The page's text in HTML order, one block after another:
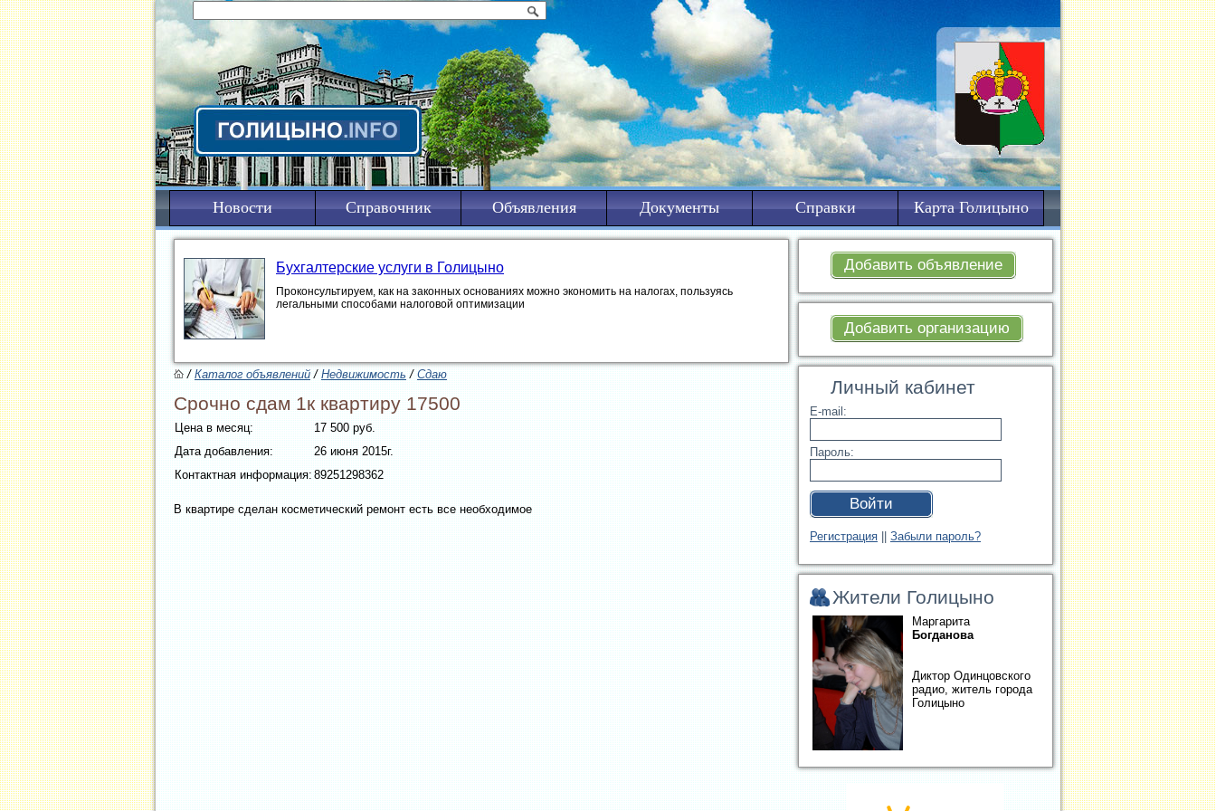
Новости Справочник Объявления Документы Справки Карта Голицыно
Добавить объявление
Добавить организацию
Личный кабинет
E-mail:
Пароль:
Войти
Регистрация Забыли пароль?
Жители Голицыно
Маргарита
Богданова
Диктор Одинцовского
радио, житель города
Голицыно
Бухгалтерские услуги в Голицыно
Проконсультируем, как на законных основаниях можно экономить на налогах, пользуясь
легальными способами налоговой оптимизации
/Каталог объявлений/Недвижимость/Сдаю
Срочно сдам 1к квартиру 17500
Цена в месяц:
17 500 руб.
Дата добавления:
26 июня 2015г.
Контактная информация:89251298362
В квартире сделан косметический ремонт есть все необходимое